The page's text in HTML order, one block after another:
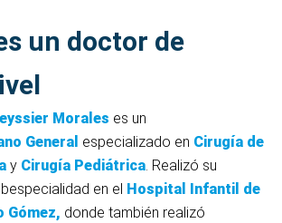
un doctor de
Morales es un
General especializado en Cirugía de
y Cirugía Pediátrica. Realizó su
en el Hospital Infantil de
Gómez, donde también realizó